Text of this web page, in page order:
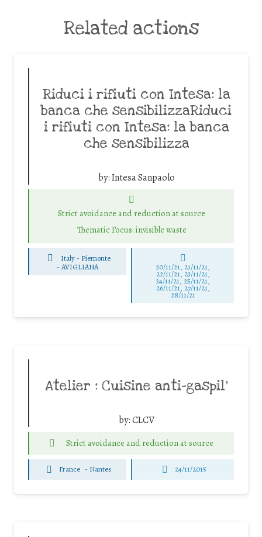
Related actions
Riduci i rifiuti con Intesa: la
banca che sensibilizzaRiduci
i rifiuti con Intesa: la banca
che sensibilizza
by:Intesa Sanpaolo
Strict avoidance and reduction at source
Thematic Focus: invisible waste
Italy - Piemonte
-AVIGLIANA 20/11/21, 21/11/21,
22/11/21, 23/11/21,
24/11/21, 25/11/21,
26/11/21, 27/11/21,
28/11/21
Atelier : Cuisine anti-gaspil’
by:CLCV
Strict avoidance and reduction at source
France - Nantes 24/11/2015